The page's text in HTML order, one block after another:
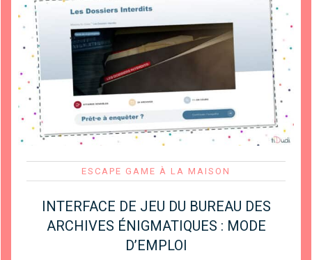
ESCAPE GAME À LA MAISON
INTERFACE DE JEU DU BUREAU DES
ARCHIVES ÉNIGMATIQUES : MODE
D’EMPLOI